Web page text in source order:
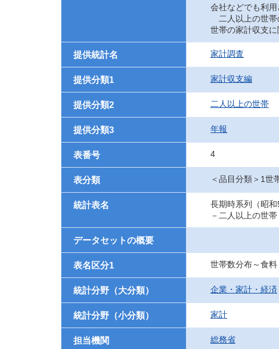
会社などでも利用
二人以上の世帯
世帯の家計収支
提供統計名 家計調査
提供分類1 家計収支編
提供分類2 二人以上の世帯
提供分類3 年報
表番号 4
表分類 ＜品目分類＞1世
統計表名
長期時系列（昭
－二人以上の世
データセットの概要
表名区分1 世帯数分布～食料
統計分野（大分類） 企業・家計・経済
統計分野（小分類） 家計
担当機関 総務省